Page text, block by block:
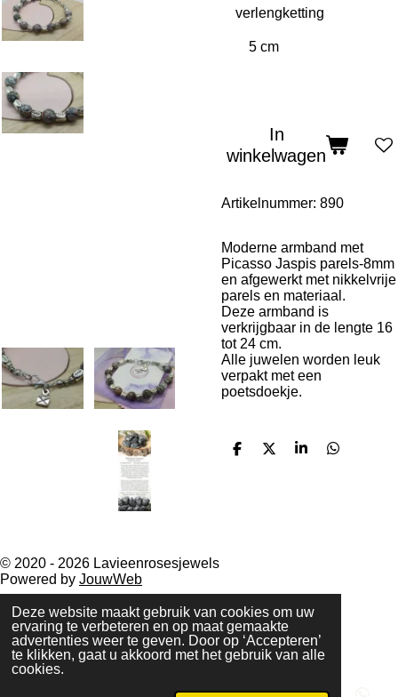
Deze website maakt gebruik van cookies om uw
ervaring te verbeteren en op maat gemaakte
advertenties weer te geven. Door op ‘Accepteren’
te klikken, gaat u akkoord met het gebruik van alle
cookies.
verlengketting
In
winkelwagen
Artikelnummer: 890
Moderne armband met
Picasso Jaspis parels-8mm
en afgewerkt met nikkelvrije
parels en materiaal.
Deze armband is
verkrijgbaar in de lengte 16
tot 24 cm.
Alle juwelen worden leuk
verpakt met een
poetsdoekje.
D
D
S
D
© 2020 - 2026 Lavieenrosesjewels
Powered by JouwWeb